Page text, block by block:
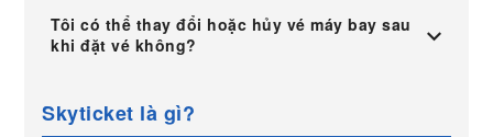
Tôi có thể thay đổi hoặc hủy vé máy bay sau
khi đặt vé không?
Skyticket là gì?